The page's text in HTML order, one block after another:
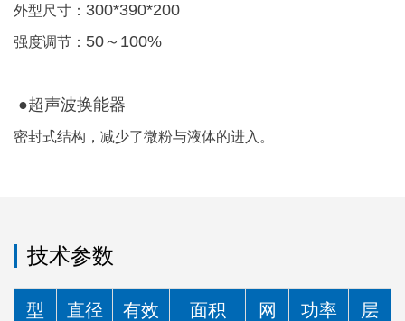
外型尺寸： 300*390*200
强度调节： 50～100%
●超声波换能器
密封式结构，减少了微粉与液体的进入。
技术参数
型
直径
有效
面积
网
功率
层